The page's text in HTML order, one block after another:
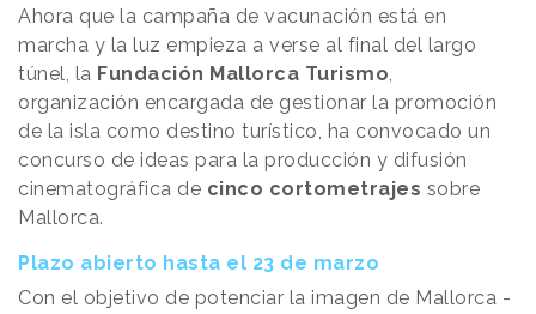
Ahora que la campaña de vacunación está en
marcha y la luz empieza a verse al final del largo
túnel, la Fundación Mallorca Turismo,
organización encargada de gestionar la promoción
de la isla como destino turístico, ha convocado un
concurso de ideas para la producción y difusión
cinematográfica de cinco cortometrajes sobre
Mallorca.
Plazo abierto hasta el 23 de marzo
Con el objetivo de potenciar la imagen de Mallorca -